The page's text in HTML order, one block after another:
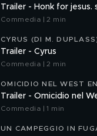
Trailer - Honk for jesus.
Commedia | 2 min
CYRUS (DI M.
Trailer - Cyrus
Commedia | 2 min
OMICIDIO NEL WEST
Trailer - Omicidio nel
Commedia | 1 min
UN CAMPEGGIO IN